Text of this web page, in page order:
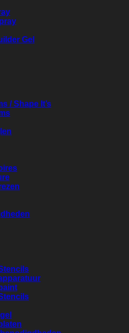
Gel
/ Shape It’s